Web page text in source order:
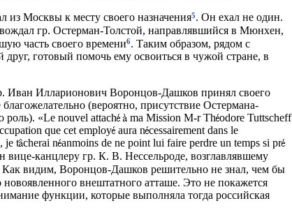
из Москвы к месту своего назначения5. Он ехал не один.
гр. Остерман-Толстой, направлявшийся в Мюнхен,
часть своего времени6. Таким образом, рядом с
готовый помочь ему освоиться в чужой стране, в
Иван Илларионович Воронцов-Дашков принял своего
(вероятно, присутствие Остермана-
роль). «Le nouvel attach
ma Mission M-r Th odore Tuttscheff
que cet employ aura n cessairement dans le
je t cherai n anmoins de ne point lui faire perdre un temps si pr
вице-канцлеру гр. К. В. Нессельроде, возглавлявшему
Как видим, Воронцов-Дашков решительно не знал, чем бы
новоявленного внештатного атташе. Это не покажется
функции, которые выполняла тогда российская